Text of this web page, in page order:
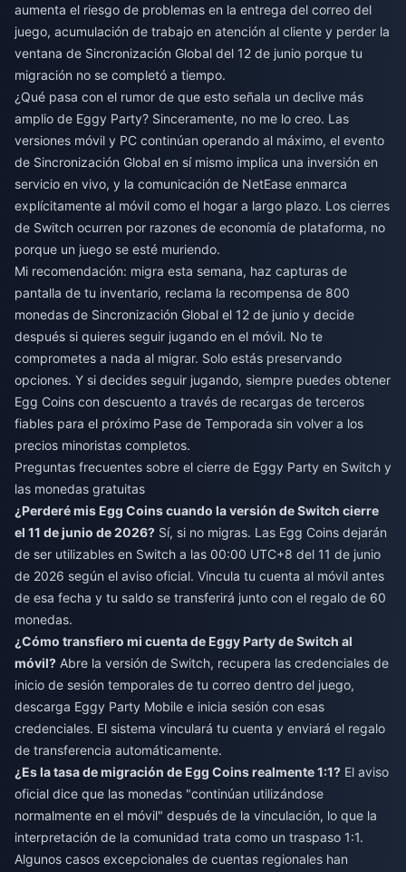
aumenta el riesgo de problemas en la entrega del correo del
juego, acumulación de trabajo en atención al cliente y perder la
ventana de Sincronización Global del 12 de junio porque tu
migración no se completó a tiempo.
¿Qué pasa con el rumor de que esto señala un declive más
amplio de Eggy Party? Sinceramente, no me lo creo. Las
versiones móvil y PC continúan operando al máximo, el evento
de Sincronización Global en sí mismo implica una inversión en
servicio en vivo, y la comunicación de NetEase enmarca
explícitamente al móvil como el hogar a largo plazo. Los cierres
de Switch ocurren por razones de economía de plataforma, no
porque un juego se esté muriendo.
Mi recomendación: migra esta semana, haz capturas de
pantalla de tu inventario, reclama la recompensa de 800
monedas de Sincronización Global el 12 de junio y decide
después si quieres seguir jugando en el móvil. No te
comprometes a nada al migrar. Solo estás preservando
opciones. Y si decides seguir jugando, siempre puedes obtener
Egg Coins con descuento a través de recargas de terceros
fiables para el próximo Pase de Temporada sin volver a los
precios minoristas completos.
Preguntas frecuentes sobre el cierre de Eggy Party en Switch y
las monedas gratuitas
¿Perderé mis Egg Coins cuando la versión de Switch cierre
el 11 de junio de 2026? Sí, si no migras. Las Egg Coins dejarán
de ser utilizables en Switch a las 00:00 UTC+8 del 11 de junio
de 2026 según el aviso oficial. Vincula tu cuenta al móvil antes
de esa fecha y tu saldo se transferirá junto con el regalo de 60
monedas.
¿Cómo transfiero mi cuenta de Eggy Party de Switch al
móvil? Abre la versión de Switch, recupera las credenciales de
inicio de sesión temporales de tu correo dentro del juego,
descarga Eggy Party Mobile e inicia sesión con esas
credenciales. El sistema vinculará tu cuenta y enviará el regalo
de transferencia automáticamente.
¿Es la tasa de migración de Egg Coins realmente 1:1? El aviso
oficial dice que las monedas "continúan utilizándose
normalmente en el móvil" después de la vinculación, lo que la
interpretación de la comunidad trata como un traspaso 1:1.
Algunos casos excepcionales de cuentas regionales han